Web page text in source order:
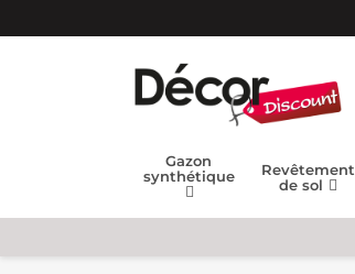
Gazon
synthétique
Revêtement
de sol